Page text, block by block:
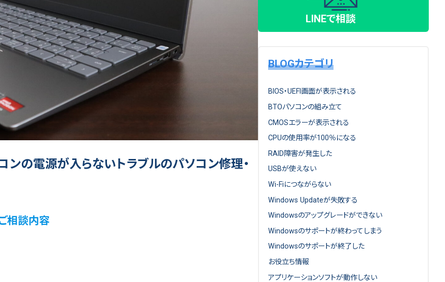
ンの電源が入らないトラブルのパソコン修理・
相談内容
LINEで相談
BLOGカテゴリ
BIOS・UEFI画面が表示される
BTOパソコンの組み立て
CMOSエラーが表示される
CPUの使用率が100％になる
RAID障害が発生した
USBが使えない
Wi-Fiにつながらない
Windows Updateが失敗する
Windowsのアップグレードができない
Windowsのサポートが終わってしまう
Windowsのサポートが終了した
お役立ち情報
アプリケーションソフトが動作しない